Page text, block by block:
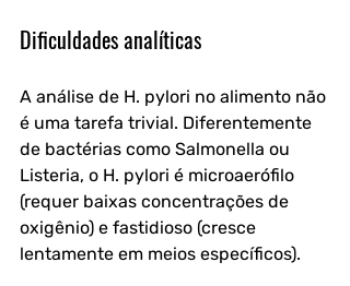
Dificuldades analíticas
A análise de H. pylori no alimento não
é uma tarefa trivial. Diferentemente
de bactérias como Salmonella ou
Listeria, o H. pylori é microaerófilo
(requer baixas concentrações de
oxigênio) e fastidioso (cresce
lentamente em meios específicos).